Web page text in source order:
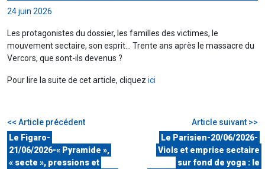
24 juin 2026
Les protagonistes du dossier, les familles des victimes, le
mouvement sectaire, son esprit… Trente ans après le massacre du
Vercors, que sont-ils devenus ?
Pour lire la suite de cet article, cliquez ici
<< Article précédent
Le Figaro-
21/06/2026-« Pyramide »,
« secte », pressions et
Article suivant >>
Le Parisien-20/06/2026-
Viols et emprise sectaire
sur fond de yoga : le